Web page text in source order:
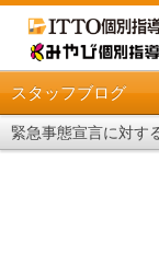
スタッフブログ
緊急事態宣言に対す